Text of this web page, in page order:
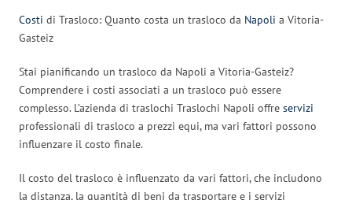
Costi di Trasloco: Quanto costa un trasloco da Napoli a Vitoria-
Gasteiz
Stai pianificando un trasloco da Napoli a Vitoria-Gasteiz?
Comprendere i costi associati a un trasloco può essere
complesso. L’azienda di traslochi Traslochi Napoli offre servizi
professionali di trasloco a prezzi equi, ma vari fattori possono
influenzare il costo finale.
Il costo del trasloco è influenzato da vari fattori, che includono
la distanza, la quantità di beni da trasportare e i servizi